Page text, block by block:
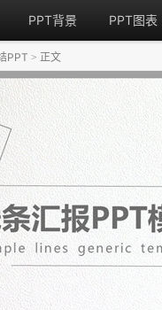
PPT背景 PPT图表
PPT > 正文